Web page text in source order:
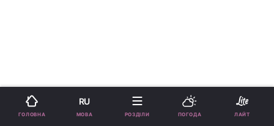
ГОЛОВНА
RU
МОВА РОЗДІЛИ ПОГОДА ЛАЙТ